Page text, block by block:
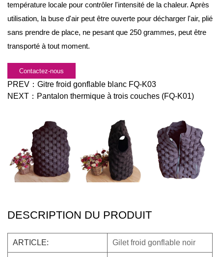
température locale pour contrôler l'intensité de la chaleur. Après
utilisation, la buse d'air peut être ouverte pour décharger l'air, plié
sans prendre de place, ne pesant que 250 grammes, peut être
transporté à tout moment.
Contactez-nous
PREV： Gitre froid gonflable blanc FQ-K03
NEXT： Pantalon thermique à trois couches (FQ-K01)
DESCRIPTION DU PRODUIT
ARTICLE: Gilet froid gonflable noir